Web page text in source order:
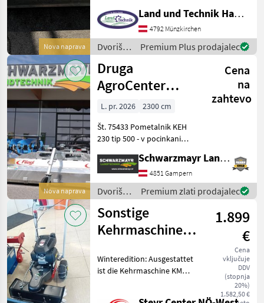
Nova naprava
Gummileiste Dvoriščna
mehanizacija Čistilna
oprema
Land und Technik HandelsgesmbH
4792 Münzkirchen
Dvoriščna
mehanizacija
/
Westermann
Premium Plus prodajalec
Nova naprava
Druga
AgroCenter
metla 2300
Cena
na
zahtevo
L. pr. 2026
2300 cm
Št. 75433 Pometalnik KEH
230 tip 500 - v pocinkani
230 cm - z mehanskim
mehanizmom za obračanje
v levo in desno - z
vgrajenim oljnim m
Schwarzmayr Landtechnik GmbH - Gampern
4851 Gampern
Dvoriščna
mehanizacija
/
Sonstige
Premium zlati prodajalec
Sonstige
Kehrmaschine
GCVX170
1.899
€
Cena
vključuje
DDV
(stopnja
20%)
1.582,50 €
Winteredition: Ausgestattet
ist die Kehrmaschine KM